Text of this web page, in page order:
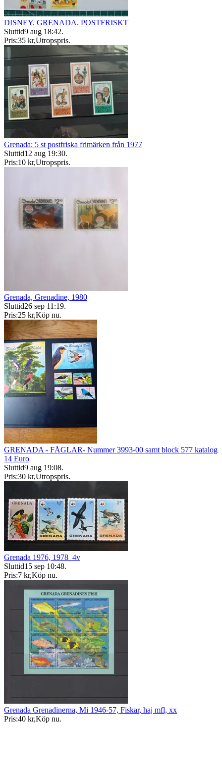
DISNEY. GRENADA. POSTFRISKT
Sluttid9 aug 18:42.
Pris:35 kr,Utropspris.
Grenada: 5 st postfriska frimärken från 1977
Sluttid12 aug 19:30.
Pris:10 kr,Utropspris.
Grenada, Grenadine, 1980
Sluttid26 sep 11:19.
Pris:25 kr,Köp nu.
GRENADA - FÅGLAR- Nummer 3993-00 samt block 577 katalog
14 Euro
Sluttid9 aug 19:08.
Pris:30 kr,Utropspris.
Grenada 1976, 1978_4v
Sluttid15 sep 10:48.
Pris:7 kr,Köp nu.
Grenada Grenadinerna, Mi 1946-57, Fiskar, haj mfl, xx
Pris:40 kr,Köp nu.